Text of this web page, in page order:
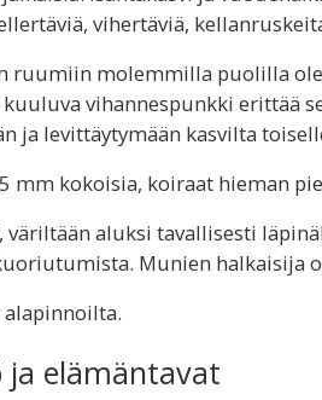
vihertäviä,
ruumiin molemmilla puolilla
vihannespunkki erittää
ja levittäytymään kasvilta
mm kokoisia, koiraat hieman
väriltään aluksi tavallisesti
Munien halkaisija
ja elämäntavat